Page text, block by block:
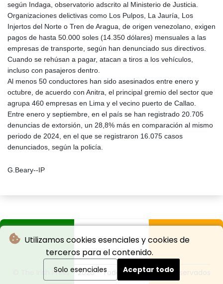
Utilizamos cookies esenciales y cookies de
terceros para el contenido.
Solo esenciales Aceptar todo
según Indaga, observatorio adscrito al Ministerio de Justicia.
Organizaciones delictivas como Los Pulpos, La Jauría, Los
Injertos del Norte o Tren de Aragua, de origen venezolano, exigen
pagos de hasta 50.000 soles (14.350 dólares) mensuales a las
empresas de transporte, según han denunciado sus directivos.
Cuando se rehúsan a pagar, atacan a tiros a los vehículos,
incluso con pasajeros dentro.
Al menos 50 conductores han sido asesinados entre enero y
octubre, de acuerdo con Anitra, el principal gremio del sector que
agrupa 460 empresas en Lima y el vecino puerto de Callao.
Entre enero y septiembre, en el país se han registrado 20.705
denuncias de extorsión, un 28,8% más en comparación al mismo
periodo de 2024, en el que se registraron 16.075 casos
denunciados, según la policía.
G.Beary--IP
© The Irish Press - 2026 - Todos los derechos reservados